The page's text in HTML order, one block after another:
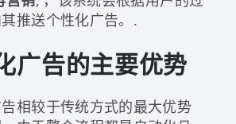
推送个性化广告。.
广告的主要优势
相较于传统方式的最大优势